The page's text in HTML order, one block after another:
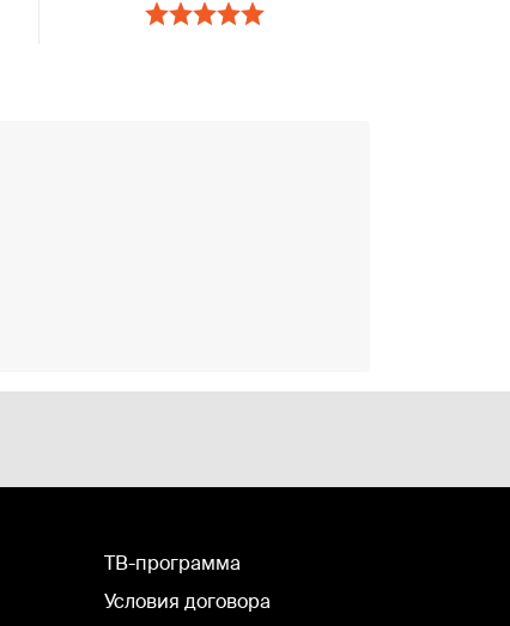
TВ-программа
Условия договора